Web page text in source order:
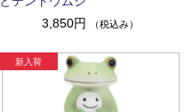
3,850円
（税込み）